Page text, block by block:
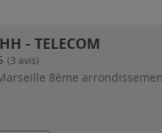
- TELECOM
(3 avis)
8ème